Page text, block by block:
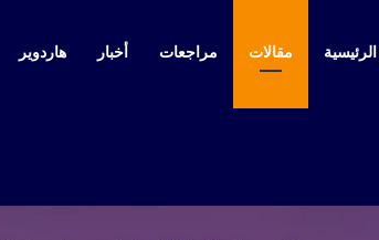
مقالات مراجعات أخبار هاردوير